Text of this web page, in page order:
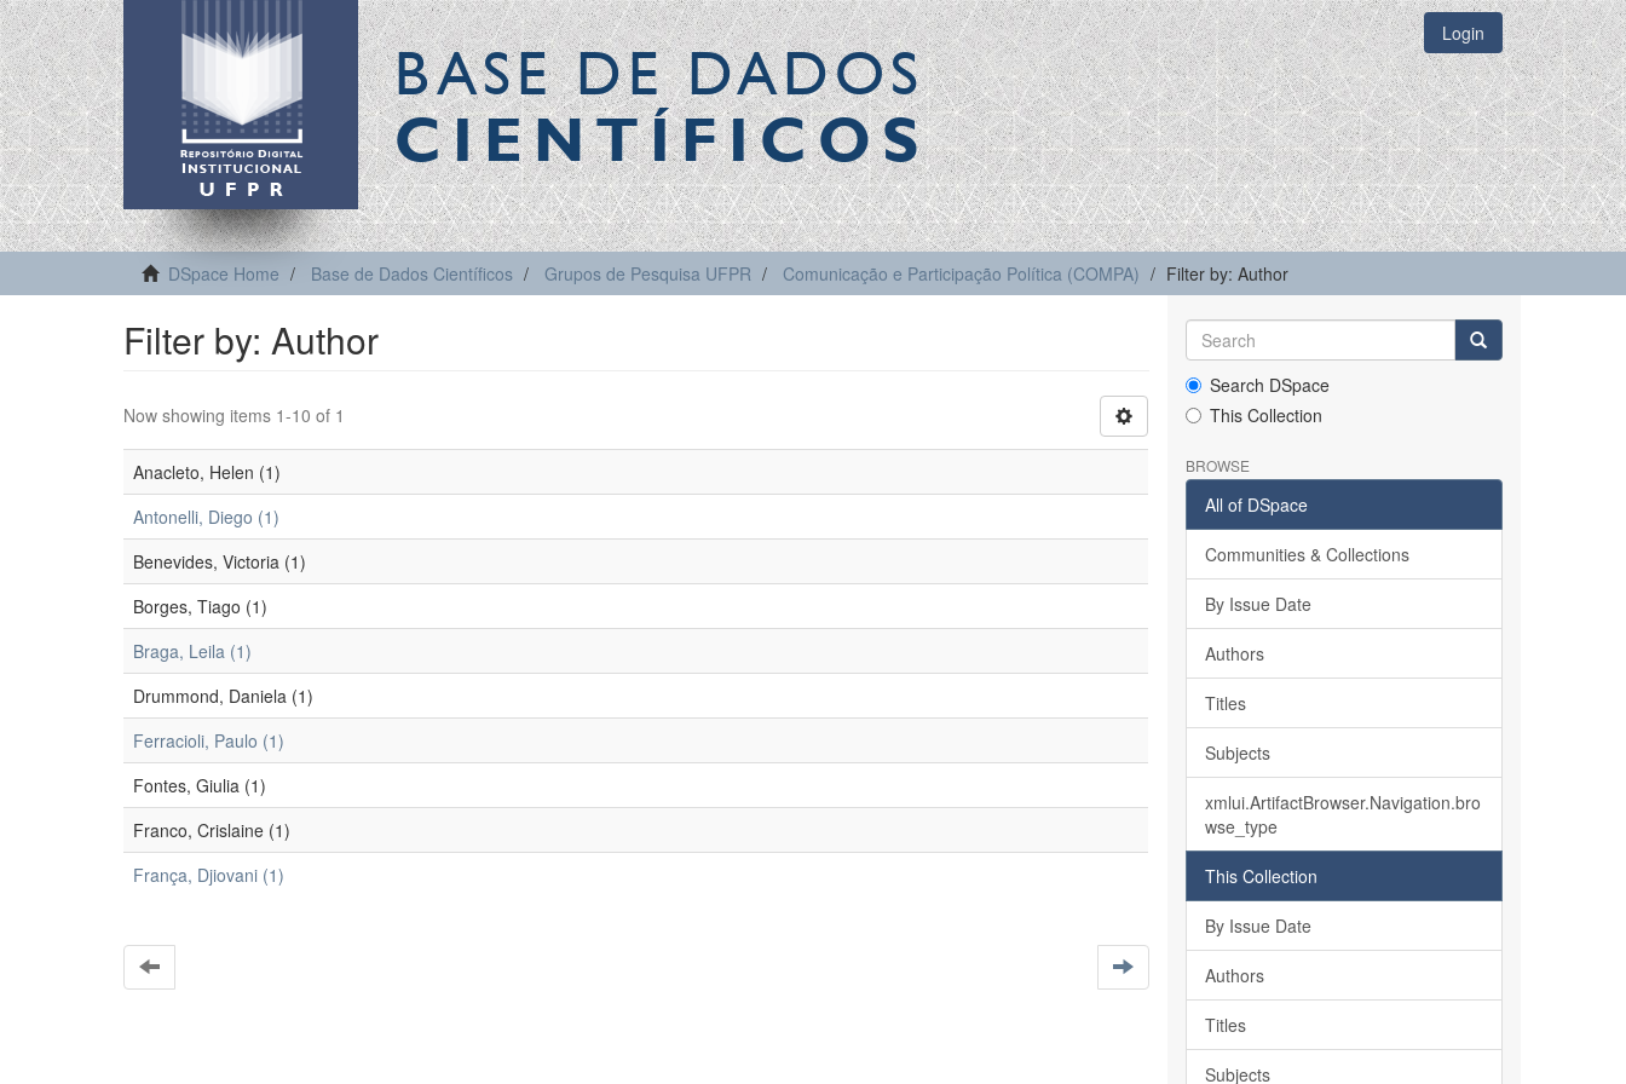
BASE DE DADOS
CIENTÍFICOS
Login
DSpace Home Base de Dados Científicos Grupos de Pesquisa UFPR Comunicação e Participação Política (COMPA) Filter by: Author
Filter by: Author
Now showing items 1-10 of 1
Anacleto, Helen (1)
Antonelli, Diego (1)
Benevides, Victoria (1)
Borges, Tiago (1)
Braga, Leila (1)
Drummond, Daniela (1)
Ferracioli, Paulo (1)
Fontes, Giulia (1)
Franco, Crislaine (1)
França, Djiovani (1)
Search DSpace
This Collection
BROWSE
All of DSpace
Communities & Collections
By Issue Date
Authors
Titles
Subjects
xmlui.ArtifactBrowser.Navigation.bro
wse_type
This Collection
By Issue Date
Authors
Titles
Subjects